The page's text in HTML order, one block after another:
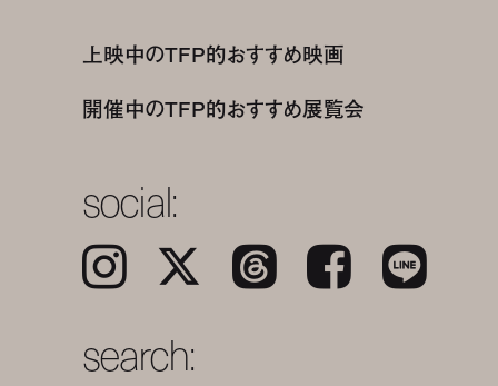
上映中のTFP的おすすめ映画
開催中のTFP的おすすめ展覧会
social:
Instagram 𝕏 Threads Facebook LINE
search: